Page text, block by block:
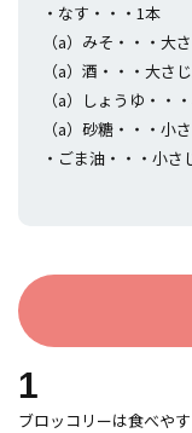
・なす・・・1本
（a）みそ・・・大
（a）酒・・・大さ
（a）しょうゆ・・
（a）砂糖・・・小
・ごま油・・・小さ
1
ブロッコリーは食べや